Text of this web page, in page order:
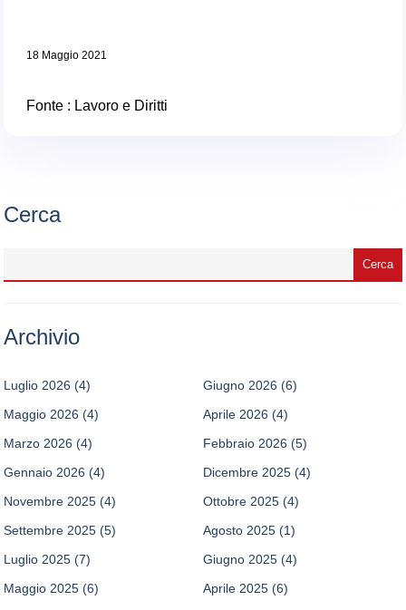
18 Maggio 2021
Fonte : Lavoro e Diritti
Cerca
Archivio
Luglio 2026 (4) Giugno 2026 (6)
Maggio 2026 (4) Aprile 2026 (4)
Marzo 2026 (4) Febbraio 2026 (5)
Gennaio 2026 (4) Dicembre 2025 (4)
Novembre 2025 (4) Ottobre 2025 (4)
Settembre 2025 (5) Agosto 2025 (1)
Luglio 2025 (7) Giugno 2025 (4)
Maggio 2025 (6) Aprile 2025 (6)